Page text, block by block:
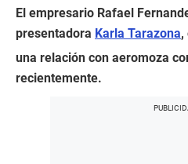
El empresario Rafael
presentadora Karla Tarazona,
una relación con aeromoza
recientemente.